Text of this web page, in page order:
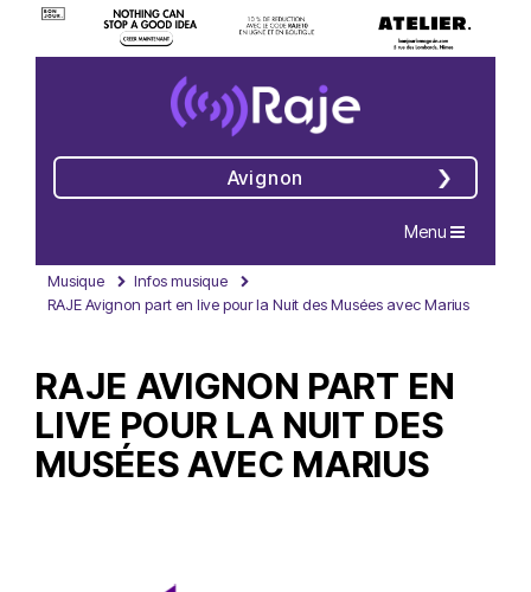
Avignon
Navigation
Menu
Musique
Infos musique
RAJE Avignon part en live pour la Nuit des Musées avec Marius
RAJE AVIGNON PART EN
LIVE POUR LA NUIT DES
MUSÉES AVEC MARIUS